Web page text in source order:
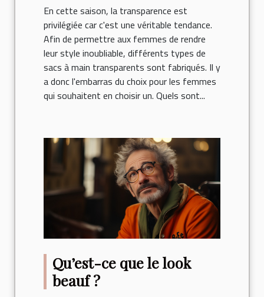
En cette saison, la transparence est
privilégiée car c'est une véritable tendance.
Afin de permettre aux femmes de rendre
leur style inoubliable, différents types de
sacs à main transparents sont fabriqués. Il y
a donc l'embarras du choix pour les femmes
qui souhaitent en choisir un. Quels sont...
Qu’est-ce que le look
beauf ?